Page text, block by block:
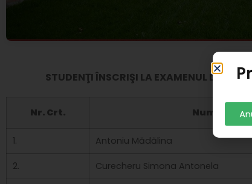
STUDENŢI ÎNSCRIŞI LA EXAMENUL DE
Nr. Crt. Nume şi
1. Antoniu Mădălina
2. Curecheru Simona Antonela